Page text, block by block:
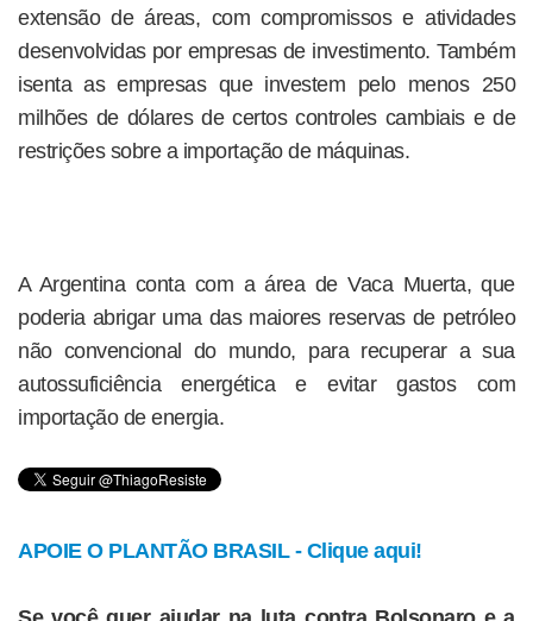
extensão de áreas, com compromissos e atividades
desenvolvidas por empresas de investimento. Também
isenta as empresas que investem pelo menos 250
milhões de dólares de certos controles cambiais e de
restrições sobre a importação de máquinas.
A Argentina conta com a área de Vaca Muerta, que
poderia abrigar uma das maiores reservas de petróleo
não convencional do mundo, para recuperar a sua
autossuficiência energética e evitar gastos com
importação de energia.
APOIE O PLANTÃO BRASIL - Clique aqui!